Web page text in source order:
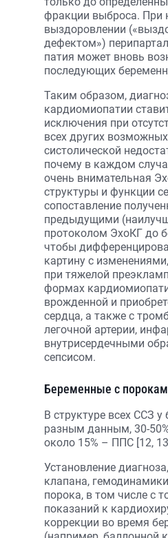
фракции выброса. При
выздоровлении
дефектом»)
патия может вновь
последующих
Таким образом,
кардиомиопатии
исключения при
всех других
систолической
почему в каждом
очень внимательная
структуры и функции
сопоставление
предыдущими
протоколом ЭхоКГ до
чтобы
картину с
при тяжелой
формах
врожденной и
сердца, а также с
легочной артерии,
внутрисердечными
сепсисом.
Беременные с
В структуре всех ССЗ
разным данным, 30-
около 15% – ППС [12,
Установление
клапана,
порока, в том числе с
показаний к
коррекции во время